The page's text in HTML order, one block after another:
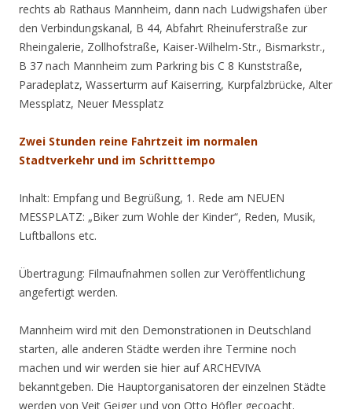
rechts ab Rathaus Mannheim, dann nach Ludwigshafen über
den Verbindungskanal, B 44, Abfahrt Rheinuferstraße zur
Rheingalerie, Zollhofstraße, Kaiser-Wilhelm-Str., Bismarkstr.,
B 37 nach Mannheim zum Parkring bis C 8 Kunststraße,
Paradeplatz, Wasserturm auf Kaiserring, Kurpfalzbrücke, Alter
Messplatz, Neuer Messplatz
Zwei Stunden reine Fahrtzeit im normalen
Stadtverkehr und im Schritttempo
Inhalt: Empfang und Begrüßung, 1. Rede am NEUEN
MESSPLATZ: „Biker zum Wohle der Kinder“, Reden, Musik,
Luftballons etc.
Übertragung: Filmaufnahmen sollen zur Veröffentlichung
angefertigt werden.
Mannheim wird mit den Demonstrationen in Deutschland
starten, alle anderen Städte werden ihre Termine noch
machen und wir werden sie hier auf ARCHEVIVA
bekanntgeben. Die Hauptorganisatoren der einzelnen Städte
werden von Veit Geiger und von Otto Höfler gecoacht.